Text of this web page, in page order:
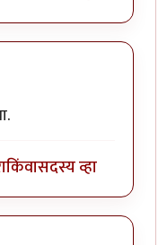
किंवासदस्य व्हा